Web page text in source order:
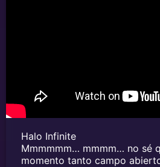
Halo Infinite
Mmmmmm… mmmm… no sé
momento tanto campo